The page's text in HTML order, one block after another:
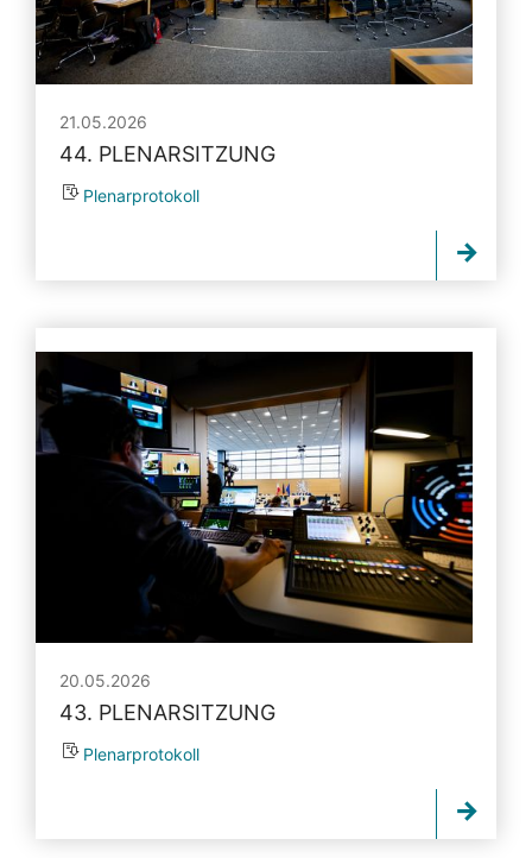
21.05.2026
44. PLENARSITZUNG
Plenarprotokoll
20.05.2026
43. PLENARSITZUNG
Plenarprotokoll